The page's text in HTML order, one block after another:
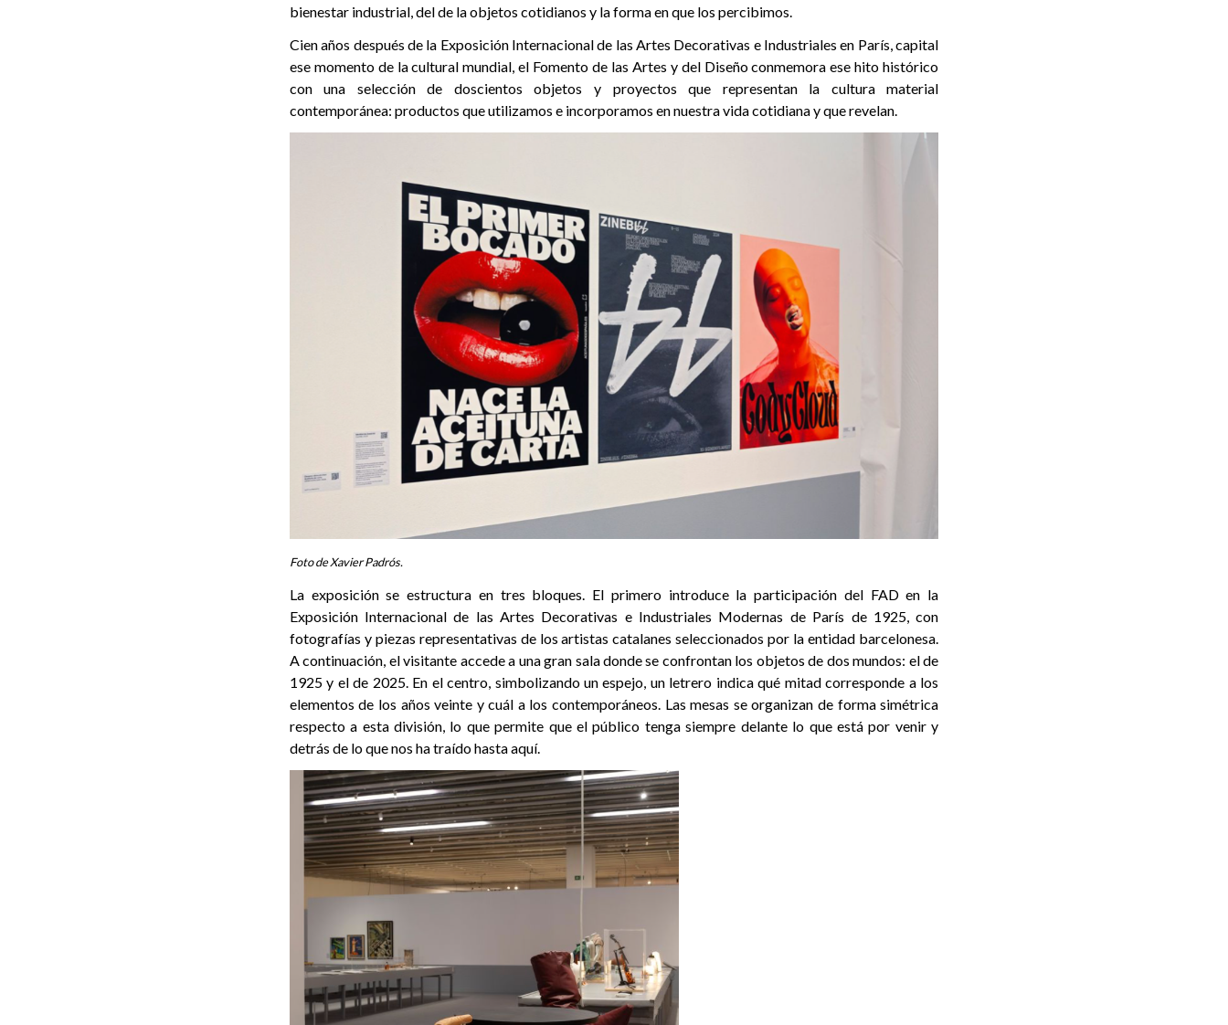
bienestar industrial, del de la objetos cotidianos y la forma en que los percibimos.
Cien años después de la Exposición Internacional de las Artes Decorativas e Industriales en París, capital
ese momento de la cultural mundial, el Fomento de las Artes y del Diseño conmemora ese hito histórico
con una selección de doscientos objetos y proyectos que representan la cultura material
contemporánea: productos que utilizamos e incorporamos en nuestra vida cotidiana y que revelan.
Foto de Xavier Padrós.
La exposición se estructura en tres bloques. El primero introduce la participación del FAD en la
Exposición Internacional de las Artes Decorativas e Industriales Modernas de París de 1925, con
fotografías y piezas representativas de los artistas catalanes seleccionados por la entidad barcelonesa.
A continuación, el visitante accede a una gran sala donde se confrontan los objetos de dos mundos: el de
1925 y el de 2025. En el centro, simbolizando un espejo, un letrero indica qué mitad corresponde a los
elementos de los años veinte y cuál a los contemporáneos. Las mesas se organizan de forma simétrica
respecto a esta división, lo que permite que el público tenga siempre delante lo que está por venir y
detrás de lo que nos ha traído hasta aquí.